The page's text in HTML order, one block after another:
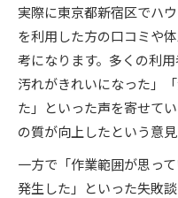
実際に東京都新宿区でハ
を利用した方の口コミや
考になります。多くの利
汚れがきれいになった」
た」といった声を寄せて
の質が向上したという意見
一方で「作業範囲が思っ
発生した」といった失敗